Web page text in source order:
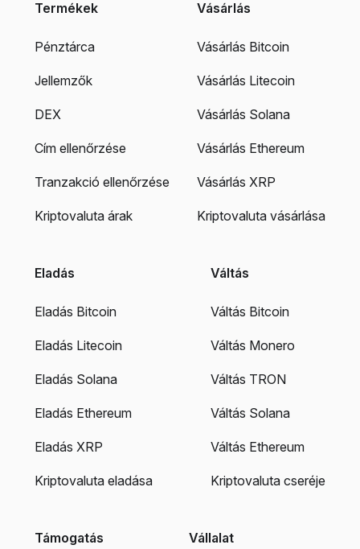
Termékek
Pénztárca
Jellemzők
DEX
Cím ellenőrzése
Tranzakció ellenőrzése
Kriptovaluta árak
Vásárlás
Vásárlás Bitcoin
Vásárlás Litecoin
Vásárlás Solana
Vásárlás Ethereum
Vásárlás XRP
Kriptovaluta vásárlása
Eladás
Eladás Bitcoin
Eladás Litecoin
Eladás Solana
Eladás Ethereum
Eladás XRP
Kriptovaluta eladása
Váltás
Váltás Bitcoin
Váltás Monero
Váltás TRON
Váltás Solana
Váltás Ethereum
Kriptovaluta cseréje
Támogatás Vállalat